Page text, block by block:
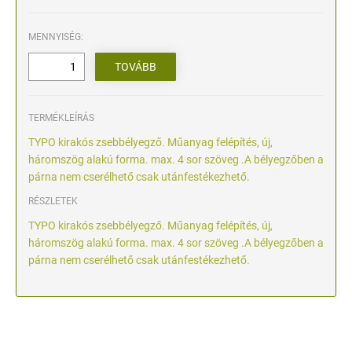
MENNYISÉG:
TERMÉKLEÍRÁS
TYPO kirakós zsebbélyegző. Műanyag felépítés, új,
háromszög alakú forma. max. 4 sor szöveg .A bélyegzőben a
párna nem cserélhető csak utánfestékezhető.
RÉSZLETEK
TYPO kirakós zsebbélyegző. Műanyag felépítés, új,
háromszög alakú forma. max. 4 sor szöveg .A bélyegzőben a
párna nem cserélhető csak utánfestékezhető.